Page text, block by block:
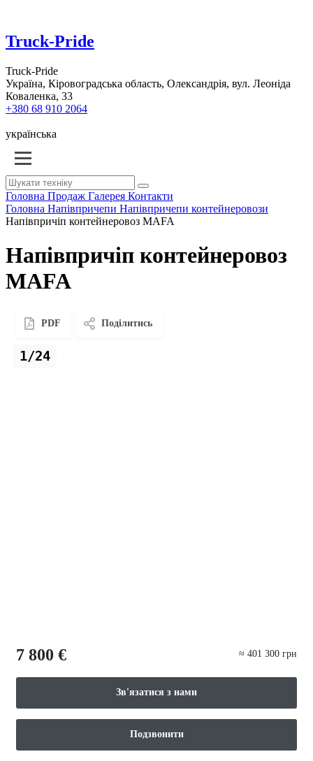
Truck-Pride
Truck-Pride
Україна, Кіровоградська область, Олександрія, вул. Леоніда
Коваленка, 33
+380 68 910 2064
українська
Головна Продаж Галерея Контакти
Головна Напівпричепи Напівпричепи контейнеровози
Напівпричіп контейнеровоз MAFA
Напівпричіп контейнеровоз
MAFA
PDF Поділитись
1/24
7 800 € ≈ 401 300 грн
Зв'язатися з нами
Подзвонити